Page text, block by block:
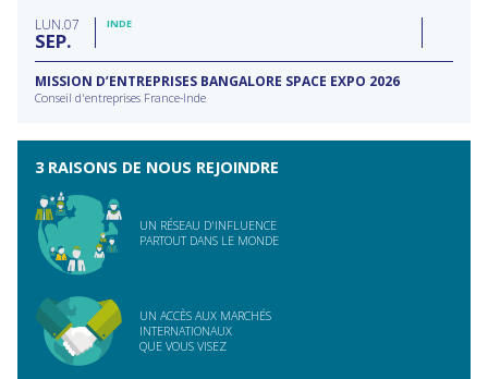
LUN 07
SEP
INDE
MISSION D’ENTREPRISES BANGALORE SPACE EXPO 2026
Conseil d'entreprises France-Inde
3 RAISONS DE NOUS REJOINDRE
UN RÉSEAU D'INFLUENCE
PARTOUT DANS LE MONDE
UN ACCÈS AUX MARCHÉS
INTERNATIONAUX
QUE VOUS VISEZ